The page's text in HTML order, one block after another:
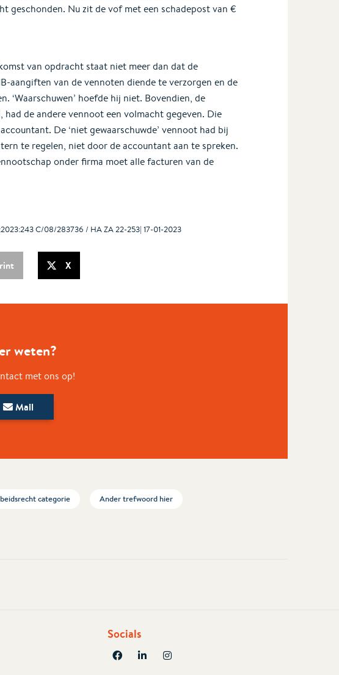
geschonden. Nu zit de vof met een schadepost van €
van opdracht staat niet meer dan dat de
aangiften van de vennoten diende te verzorgen en de
‘Waarschuwen’ hoefde hij niet. Bovendien, de
de andere vennoot een volmacht gegeven. Die
De ‘niet gewaarschuwde’ vennoot had bij
te regelen, niet door de accountant aan te spreken.
onder firma moet alle facturen van de
C/08/283736 / HA ZA 22-253| 17-01-2023
X
weten?
met ons op!
Mail
categorie Ander trefwoord hier
Socials